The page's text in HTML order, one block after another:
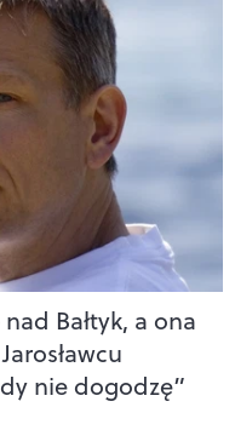
Bałtyk, a ona
nie dogodzę”